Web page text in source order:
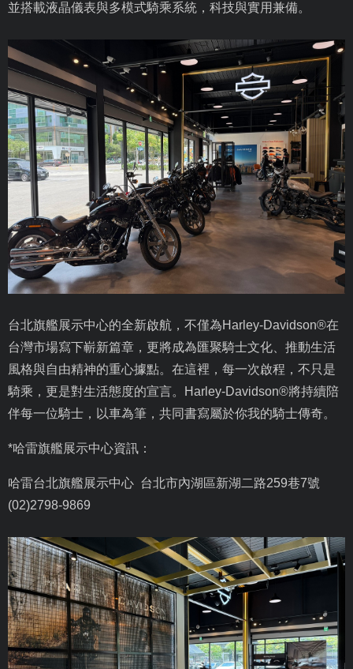
並搭載液晶儀表與多模式騎乘系統，科技與實用兼備。
台北旗艦展示中心的全新啟航，不僅為Harley-Davidson®在
台灣市場寫下嶄新篇章，更將成為匯聚騎士文化、推動生活
風格與自由精神的重心據點。在這裡，每一次啟程，不只是
騎乘，更是對生活態度的宣言。
Harley-Davidson®將持續陪
伴每一位騎士，以車為筆，共同書寫屬於你我的騎士傳奇。
*哈雷旗艦展示中心資訊：
哈雷台北旗艦展示中心 台北市內湖區新湖二路259巷7號
(02)2798-9869